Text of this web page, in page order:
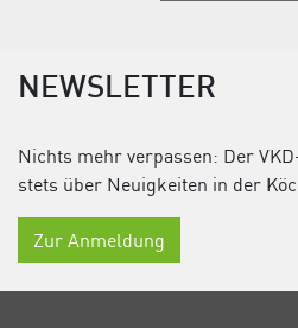
NEWSLETTER
Nichts mehr verpassen: Der
stets über Neuigkeiten in der
Zur Anmeldung